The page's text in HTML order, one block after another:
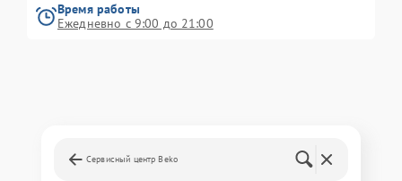
Время работы
Ежедневно с 9:00 до 21:00
Сервисный центр Beko